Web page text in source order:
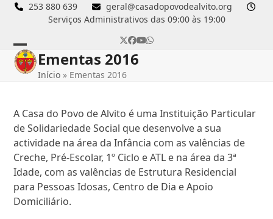
Skip
253 880 639
geral@casadopovodealvito.org
Serviços Administrativos das 09:00 às 19:00
Twitter
Facebook
YouTube
Whatsapp
Open
mobile
Close
mobile
Ementas 2016
Início » Ementas 2016
A Casa do Povo de Alvito é uma Instituição Particular
de Solidariedade Social que desenvolve a sua
actividade na área da Infância com as valências de
Creche, Pré-Escolar, 1º Ciclo e ATL e na área da 3ª
Idade, com as valências de Estrutura Residencial
para Pessoas Idosas, Centro de Dia e Apoio
Domiciliário.